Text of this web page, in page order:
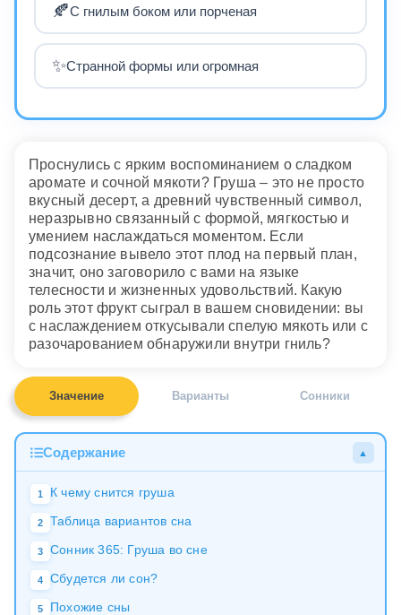
🍂С гнилым боком или порченая
✨Странной формы или огромная
Проснулись с ярким воспоминанием о сладком
аромате и сочной мякоти? Груша – это не просто
вкусный десерт, а древний чувственный символ,
неразрывно связанный с формой, мягкостью и
умением наслаждаться моментом. Если
подсознание вывело этот плод на первый план,
значит, оно заговорило с вами на языке
телесности и жизненных удовольствий. Какую
роль этот фрукт сыграл в вашем сновидении: вы
с наслаждением откусывали спелую мякоть или с
разочарованием обнаружили внутри гниль?
Значение Варианты Сонники
Содержание ▲
1 К чему снится груша
2 Таблица вариантов сна
3 Сонник 365: Груша во сне
4 Сбудется ли сон?
5 Похожие сны